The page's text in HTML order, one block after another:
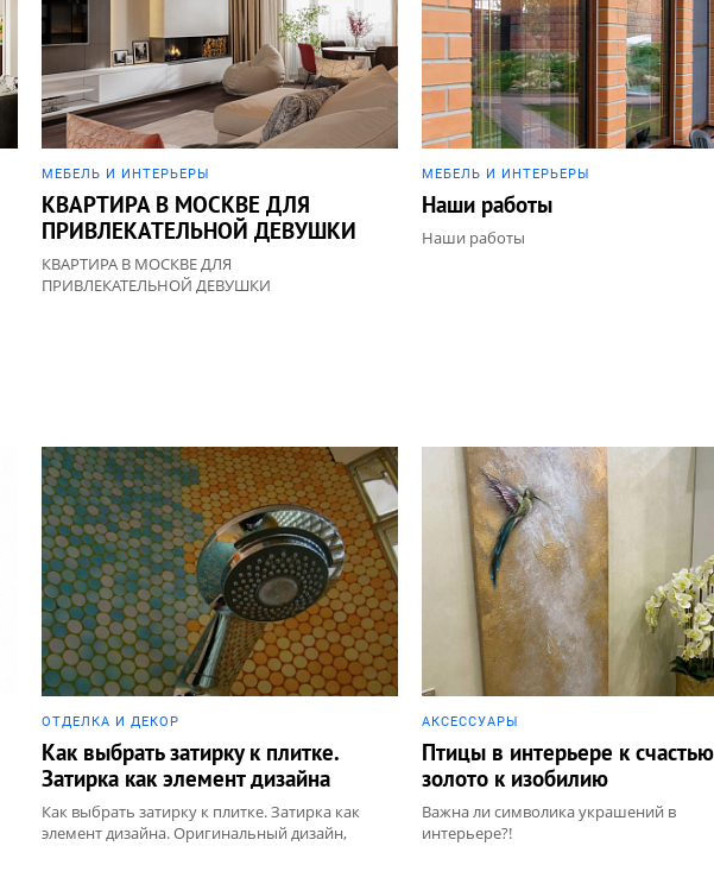
МЕБЕЛЬ И ИНТЕРЬЕРЫ
КВАРТИРА В МОСКВЕ ДЛЯ
ПРИВЛЕКАТЕЛЬНОЙ ДЕВУШКИ
КВАРТИРА В МОСКВЕ ДЛЯ
ПРИВЛЕКАТЕЛЬНОЙ ДЕВУШКИ
МЕБЕЛЬ И ИНТЕРЬЕРЫ
Наши работы
Наши работы
ОТДЕЛКА И ДЕКОР
Как выбрать затирку к плитке.
Затирка как элемент дизайна
Как выбрать затирку к плитке. Затирка как
элемент дизайна. Оригинальный дизайн,
АКCЕССУАРЫ
Птицы в интерьере к
золото к изобилию
Важна ли символика украшений в
интерьере?!